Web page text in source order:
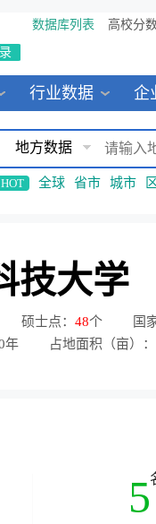
数据库列表 高校分
行业数据 企
地方数据
HOT 全球 省市 城市
技大学
硕士点： 48个
国
年
占地面积（亩）
5